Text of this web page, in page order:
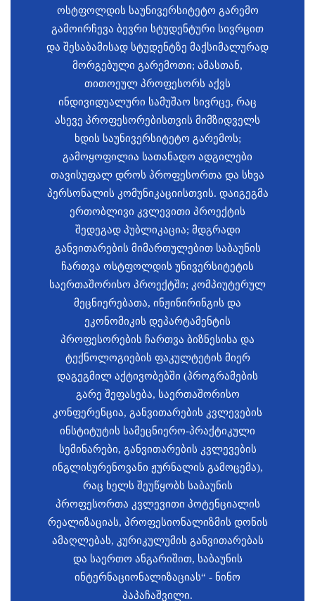
ოსტფოლდის საუნივერსიტეტო გარემო
გამოირჩევა ბევრი სტუდენტური სივრცით
და შესაბამისად სტუდენტზე მაქსიმალურად
მორგებული გარემოთი; ამასთან,
თითოეულ პროფესორს აქვს
ინდივიდუალური სამუშაო სივრცე, რაც
ასევე პროფესორებისთვის მიმზიდველს
ხდის საუნივერსიტეტო გარემოს;
გამოყოფილია სათანადო ადგილები
თავისუფალ დროს პროფესორთა და სხვა
პერსონალის კომუნიკაციისთვის. დაიგეგმა
ერთობლივი კვლევითი პროექტის
შედეგად პუბლიკაცია; მდგრადი
განვითარების მიმართულებით საბაუნის
ჩართვა ოსტფოლდის უნივერსიტეტის
საერთაშორისო პროექტში; კომპიუტერულ
მეცნიერებათა, ინჟინირინგის და
ეკონომიკის დეპარტამენტის
პროფესორების ჩართვა ბიზნესისა და
ტექნოლოგიების ფაკულტეტის მიერ
დაგეგმილ აქტივობებში (პროგრამების
გარე შეფასება, საერთაშორისო
კონფერენცია, განვითარების კვლევების
ინსტიტუტის სამეცნიერო-პრაქტიკული
სემინარები, განვითარების კვლევების
ინგლისურენოვანი ჟურნალის გამოცემა),
რაც ხელს შეუწყობს საბაუნის
პროფესორთა კვლევითი პოტენციალის
რეალიზაციას, პროფესიონალიზმის დონის
ამაღლებას, კურიკულუმის განვითარებას
და საერთო ანგარიშით, საბაუნის
ინტერნაციონალიზაციას“ - ნინო
პაპაჩაშვილი.